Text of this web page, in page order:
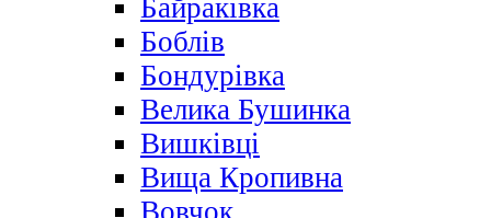
Байраківка
Боблів
Бондурівка
Велика Бушинка
Вишківці
Вища Кропивна